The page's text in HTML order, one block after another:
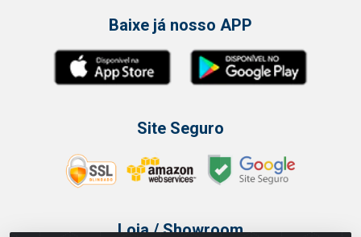
Baixe já nosso APP
Site Seguro
Loja / Showroom